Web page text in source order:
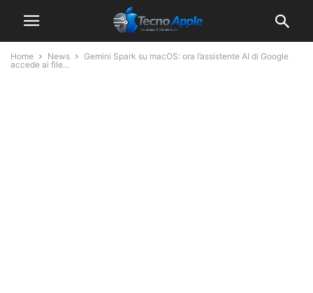
Home News
Gemini Spark su macOS: ora l’assistente AI di Google
accede ai file...